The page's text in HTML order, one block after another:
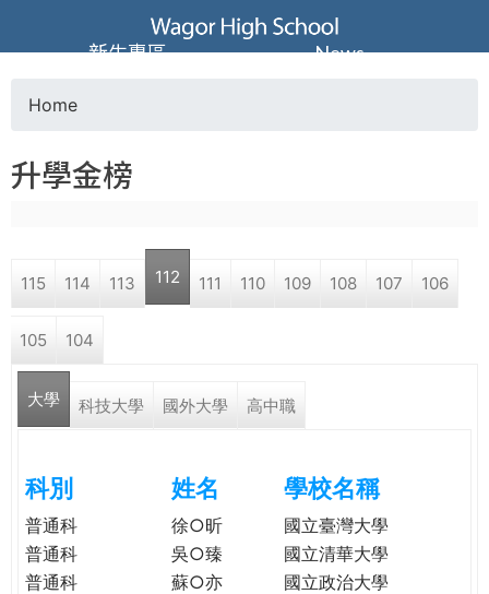
Jump to navigation
葳
格
高
學
格。
o
a
r
e
e
r
Home
升學金榜
115 114 113 112 111 110 109 108 107 106
105 104
大學 科技大學 國外大學 高中職
科別 姓名 學校名稱
普通科 徐○昕
國立臺灣大學
普通科
吳○臻
國立清華大學
普通科
蘇○亦
國立政治大學
新生專區 News